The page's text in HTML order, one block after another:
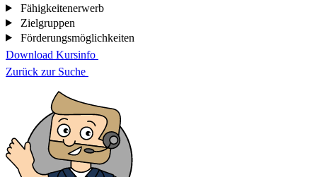
Fähigkeitenerwerb
Zielgruppen
Förderungsmöglichkeiten
Download Kursinfo
Zurück zur Suche